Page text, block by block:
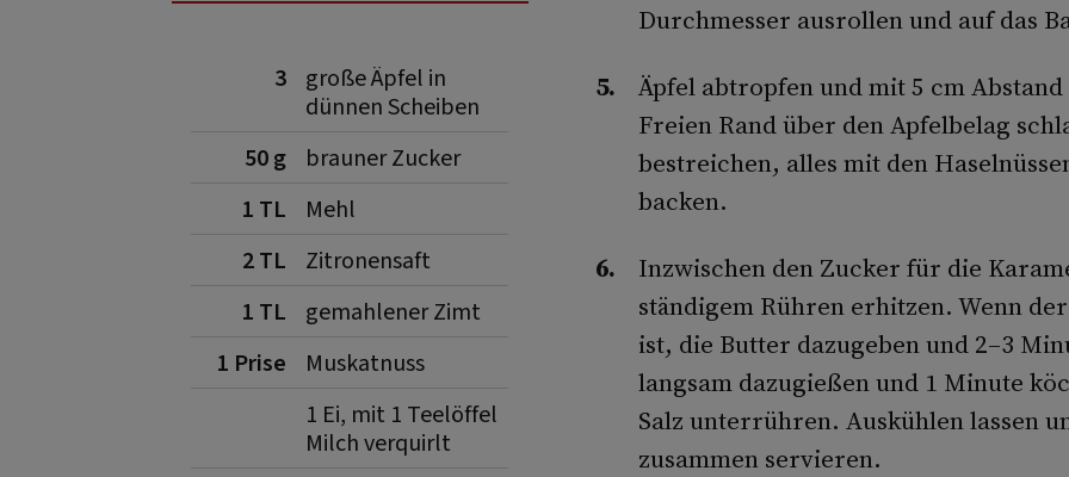
3
große Äpfel in
dünnen Scheiben
50 g
brauner Zucker
1 TL
Mehl
2 TL
Zitronensaft
1 TL
gemahlener Zimt
1 Prise
Muskatnuss
1 Ei, mit 1 Teelöffel
Milch verquirlt
Durchmesser ausrollen und auf das
Äpfel abtropfen und mit 5 cm
Freien Rand über den Apfelbelag
bestreichen, alles mit den
backen.
Inzwischen den Zucker für die
ständigem Rühren erhitzen. Wenn
ist, die Butter dazugeben und 2–3
langsam dazugießen und 1 Minute
Salz unterrühren. Auskühlen lassen
zusammen servieren.